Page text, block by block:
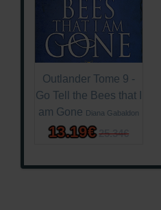
Outlander Tome 9 -
Go Tell the Bees that I
am Gone Diana Gabaldon
13.19€ 25.34€